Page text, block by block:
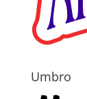
Umbro